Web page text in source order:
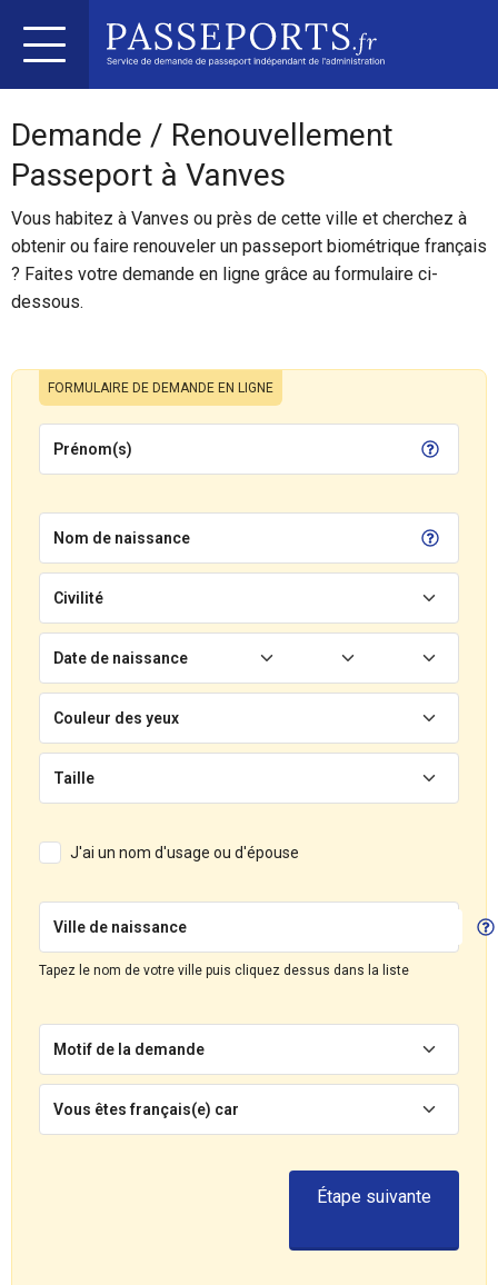
Demande / Renouvellement
Passeport à Vanves
Vous habitez à Vanves ou près de cette ville et cherchez à
obtenir ou faire renouveler un passeport biométrique français
? Faites votre demande en ligne grâce au formulaire ci-
dessous.
FORMULAIRE DE DEMANDE EN LIGNE
Prénom(s)
Nom de naissance
Civilité
Date de naissance
Couleur des yeux
Taille
J'ai un nom d'usage ou d'épouse
Ville de naissance
Tapez le nom de votre ville puis cliquez dessus dans la liste
Motif de la demande
Vous êtes français(e) car